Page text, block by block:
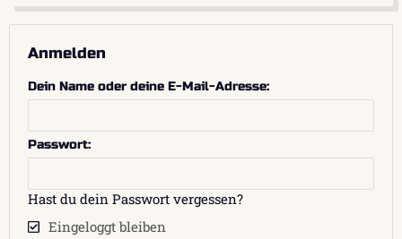
Anmelden
Dein Name oder deine E-Mail-Adresse
Passwort
Hast du dein Passwort vergessen?
Eingeloggt bleiben